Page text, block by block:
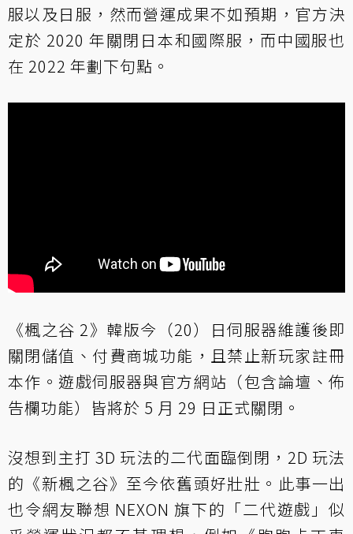
服以及日服，然而營運成果不如預期，官方決
定於 2020 年關閉日本和國際服，而中國服也
在 2022 年劃下句點。
《楓之谷 2》韓版今（20）日伺服器維護後即
關閉儲值、付費商城功能，且禁止新玩家註冊
本作。遊戲伺服器與官方網站（包含論壇、佈
告欄功能）皆將於 5 月 29 日正式關閉。
沒想到主打 3D 玩法的二代面臨倒閉，2D 玩法
的《新楓之谷》至今依舊頭好壯壯。此事一出
也令網友聯想 NEXON 旗下的「二代遊戲」似